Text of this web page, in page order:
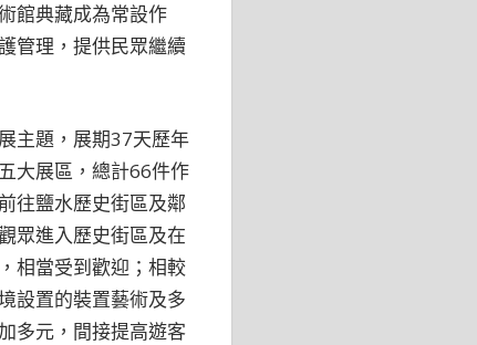
館典藏成為常設作
管理，提供民眾繼續
主題，展期37天歷年
大展區，總計66件作
往鹽水歷史街區及鄰
眾進入歷史街區及在
相當受到歡迎；相較
設置的裝置藝術及多
多元，間接提高遊客